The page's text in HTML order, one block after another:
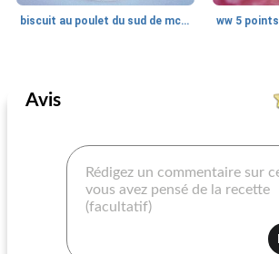
biscuit au poulet du sud de mc donald ww 5
galettes de quinoa à l'avoine
Avis